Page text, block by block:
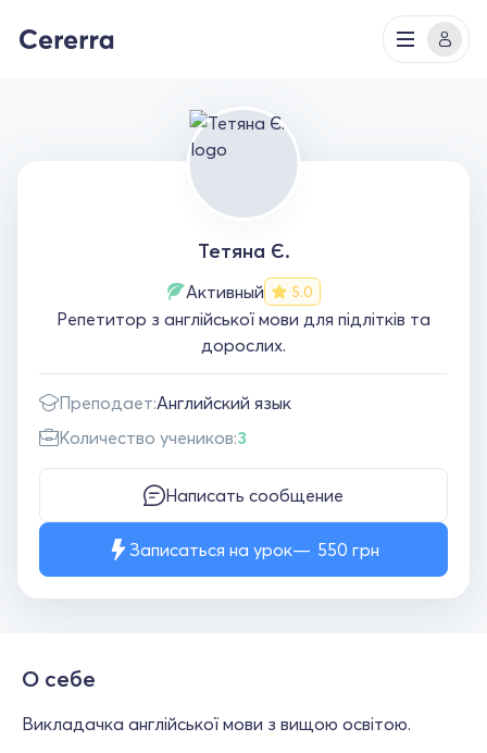
Тетяна Є.
Активный 5.0
Репетитор з англійської мови для підлітків та
дорослих.
Преподает:Английский язык
Количество учеников:3
Написать сообщение
Записаться на урок 550 грн
О себе
Викладачка англійської мови з вищою освітою.